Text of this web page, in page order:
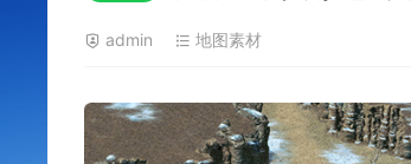
admin 地图素材